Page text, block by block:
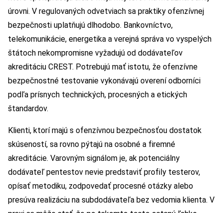
úrovni. V regulovaných odvetviach sa praktiky ofenzívnej
bezpečnosti uplatňujú dlhodobo. Bankovníctvo,
telekomunikácie, energetika a verejná správa vo vyspelých
štátoch nekompromisne vyžadujú od dodávateľov
akreditáciu CREST. Potrebujú mať istotu, že ofenzívne
bezpečnostné testovanie vykonávajú overení odborníci
podľa prísnych technických, procesných a etických
štandardov.
Klienti, ktorí majú s ofenzívnou bezpečnosťou dostatok
skúseností, sa rovno pýtajú na osobné a firemné
akreditácie. Varovným signálom je, ak potenciálny
dodávateľ pentestov nevie predstaviť profily testerov,
opísať metodiku, zodpovedať procesné otázky alebo
presúva realizáciu na subdodávateľa bez vedomia klienta. V